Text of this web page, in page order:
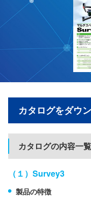
カタログをダウ
カタログの内容一覧
（１）Survey3
製品の特徴